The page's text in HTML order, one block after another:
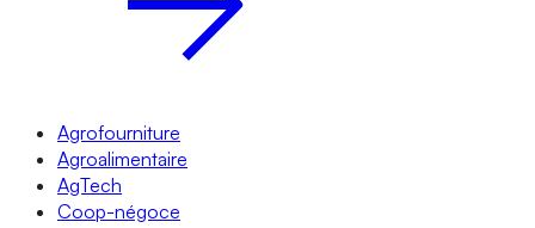
Agrofourniture
Agroalimentaire
AgTech
Coop-négoce